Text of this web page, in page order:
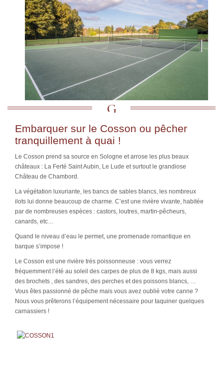
Embarquer sur le Cosson ou pêcher
tranquillement à quai !
Le Cosson prend sa source en Sologne et arrose les plus beaux
châteaux : La Ferté Saint Aubin, Le Lude et surtout le grandiose
Château de Chambord.
La végétation luxuriante, les bancs de sables blancs, les nombreux
ilots lui donne beaucoup de charme. C’est une rivière vivante, habitée
par de nombreuses espèces : castors, loutres, martin-pêcheurs,
canards, etc…
Quand le niveau d’eau le permet, une promenade romantique en
barque s’impose !
Le Cosson est une rivière très poissonneuse : vous verrez
fréquemment l’été au soleil des carpes de plus de 8 kgs, mais aussi
des brochets , des sandres, des perches et des poissons blancs, …
Vous êtes passionné de pêche mais vous avez oublié votre canne ?
Nous vous prêterons l’équipement nécessaire pour taquiner quelques
carnassiers !